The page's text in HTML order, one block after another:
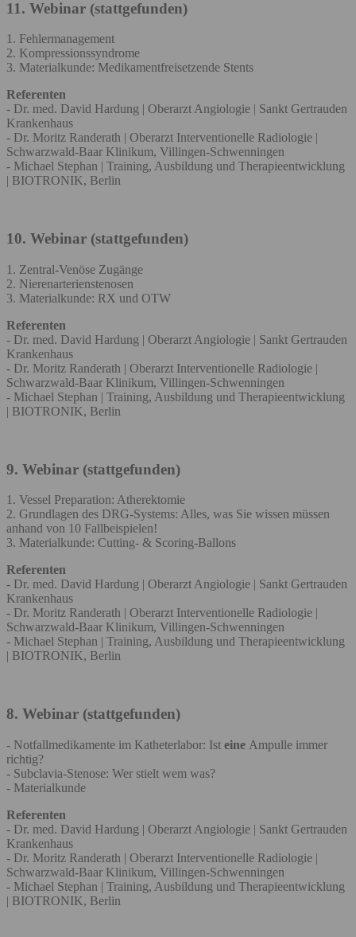
11. Webinar (stattgefunden)
1. Fehlermanagement
2. Kompressionssyndrome
3. Materialkunde: Medikamentfreisetzende Stents
Referenten
- Dr. med. David Hardung | Oberarzt Angiologie | Sankt Gertrauden
Krankenhaus
- Dr. Moritz Randerath | Oberarzt Interventionelle Radiologie |
Schwarzwald-Baar Klinikum, Villingen-Schwenningen
- Michael Stephan | Training, Ausbildung und Therapieentwicklung
| BIOTRONIK, Berlin
10. Webinar (stattgefunden)
1. Zentral-Venöse Zugänge
2. Nierenarterienstenosen
3. Materialkunde: RX und OTW
Referenten
- Dr. med. David Hardung | Oberarzt Angiologie | Sankt Gertrauden
Krankenhaus
- Dr. Moritz Randerath | Oberarzt Interventionelle Radiologie |
Schwarzwald-Baar Klinikum, Villingen-Schwenningen
- Michael Stephan | Training, Ausbildung und Therapieentwicklung
| BIOTRONIK, Berlin
9. Webinar (stattgefunden)
1. Vessel Preparation: Atherektomie
2. Grundlagen des DRG-Systems: Alles, was Sie wissen müssen
anhand von 10 Fallbeispielen!
3. Materialkunde: Cutting- & Scoring-Ballons
Referenten
- Dr. med. David Hardung | Oberarzt Angiologie | Sankt Gertrauden
Krankenhaus
- Dr. Moritz Randerath | Oberarzt Interventionelle Radiologie |
Schwarzwald-Baar Klinikum, Villingen-Schwenningen
- Michael Stephan | Training, Ausbildung und Therapieentwicklung
| BIOTRONIK, Berlin
8. Webinar (stattgefunden)
- Notfallmedikamente im Katheterlabor: Ist eine Ampulle immer
richtig?
- Subclavia-Stenose: Wer stielt wem was?
- Materialkunde
Referenten
- Dr. med. David Hardung | Oberarzt Angiologie | Sankt Gertrauden
Krankenhaus
- Dr. Moritz Randerath | Oberarzt Interventionelle Radiologie |
Schwarzwald-Baar Klinikum, Villingen-Schwenningen
- Michael Stephan | Training, Ausbildung und Therapieentwicklung
| BIOTRONIK, Berlin